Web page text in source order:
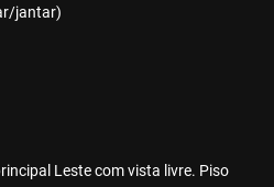
jantar)
Leste com vista livre. Piso